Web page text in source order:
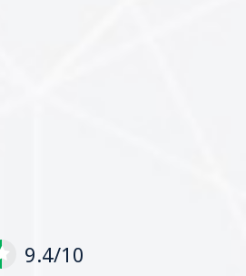
9.4/10